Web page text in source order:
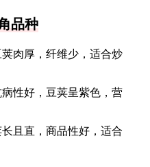
品种
荚肉厚，纤维少，适合炒
病性好，豆荚呈紫色，营
长且直，商品性好，适合